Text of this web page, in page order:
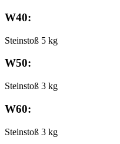
W40:
Steinstoß 5 kg
W50:
Steinstoß 3 kg
W60:
Steinstoß 3 kg